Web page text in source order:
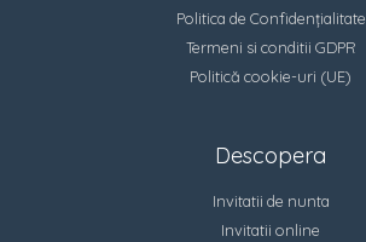
Politica de Confidențialitate
Termeni si conditii GDPR
Politică cookie-uri (UE)
Descopera
Invitatii de nunta
Invitatii online